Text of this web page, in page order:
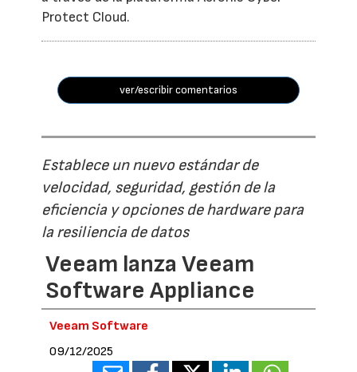
Protect Cloud.
ver/escribir comentarios
Establece un nuevo estándar de
velocidad, seguridad, gestión de la
eficiencia y opciones de hardware para
la resiliencia de datos
Veeam lanza Veeam
Software Appliance
Veeam Software
09/12/2025